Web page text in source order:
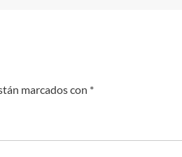
marcados con *